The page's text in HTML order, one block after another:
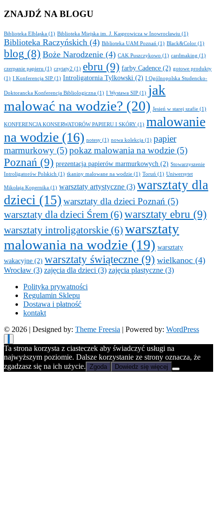
ZNAJDŹ NA BLOGU
Biblioteka Elbląska (1) Biblioteka Miejska im. J. Kasprowicza w Inowrocławiu (1)
Biblioteka Raczyńskich (4) Biblioteka UAM Poznań (1) Black&Color (1)
blog (8) Boże Narodzenie (4) CAK Puszczykowo (1) cardmaking (1)
czerpanie papieru (1) czytaty2 (1) ebru (9) farby Cadence (2) gotowe produkty
(1) I Konferencja SIP (1) Introligatornia Tylkowski (2) I Ogólnopolska Studencko-
Doktorancka Konferencja Bibliologiczna (1) I Wystawa SIP (1) jak
malować na wodzie? (20) Jesień w starej szafie (1)
KONFERENCJA KONSERWATORÓW PAPIERU I SKÓRY (1) malowanie
na wodzie (16) notesy (1) nowa kolekcja (1) papier
marmurkowy (5)pokaz malowania na wodzie (5)
Poznań (9) prezentacja papierów marmurkowych (2) Stowarzyszenie
Introligatorów Polskich (1) tkaniny malowane na wodzie (1) Toruń (1) Uniwersytet
Mikołaja Kopernika (1) warsztaty artystyczne (3) warsztaty dla
dzieci (15) warsztaty dla dzieci Poznań (5)
warsztaty dla dzieci Śrem (6) warsztaty ebru (9)
warsztaty introligatorskie (6) warsztaty
malowania na wodzie (19) warsztaty
wakacyjne (2) warsztaty świąteczne (9) wielkanoc (4)
Wrocław (3) zajęcia dla dzieci (3) zajęcia plastyczne (3)
Polityka prywatności
Regulamin Sklepu
Dostawa i płatność
kontakt
© 2026 | Designed by: Theme Freesia | Powered by: WordPress
Ta strona korzysta z ciasteczek aby świadczyć usługi na
najwyższym poziomie. Dalsze korzystanie ze strony oznacza, że
zgadzasz się na ich użycie.
Zgoda Dowiedz się więcej